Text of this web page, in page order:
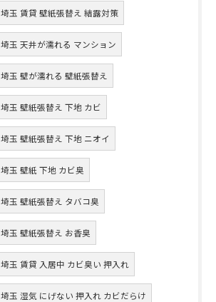
埼玉 賃貸 壁紙張替え 結露対策
埼玉 天井が濡れる マンション
埼玉 壁が濡れる 壁紙張替え
埼玉 壁紙張替え 下地 カビ
埼玉 壁紙張替え 下地 ニオイ
埼玉 壁紙 下地 カビ臭
埼玉 壁紙張替え タバコ臭
埼玉 壁紙張替え お香臭
埼玉 賃貸 入居中 カビ臭い 押入れ
埼玉 湿気 にげない 押入れ カビだらけ